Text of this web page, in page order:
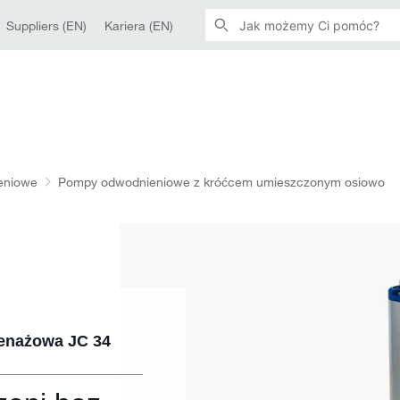
Suppliers (EN) Kariera (EN)
Pompy odwodnieniowe z króćcem umieszczonym osiowo
JC 34